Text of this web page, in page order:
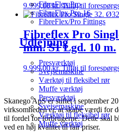
FibreFlex Pro
FibreFlex Pro 16
FibreFlex/Pro Fittings
Udlejning
Presværktøj
Svejsemaskine
Værktøj til fleksibel rør
Muffe værktøj
Presværktøj
Svejsemaskine
Værktøj til fleksibel rør
Muffe værktøj
9.999,00kr. Tilføj til
Fibreflex Pro
mm. S1 Lgd. 10 m.
9.999,00kr. Tilføj til
Skanego ApS er stiftet i september
virksomheden er, at skabe værdi for
til fordel for forbrugerne. Dette skal
ved en høj kvalitet til fair priser.